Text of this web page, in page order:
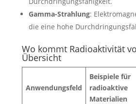
Gamma-Strahlung:
die eine hohe
Wo kommt Radioaktivität
Übersicht
Anwendungsfeld
Beispiele für
radioaktive
Materialien